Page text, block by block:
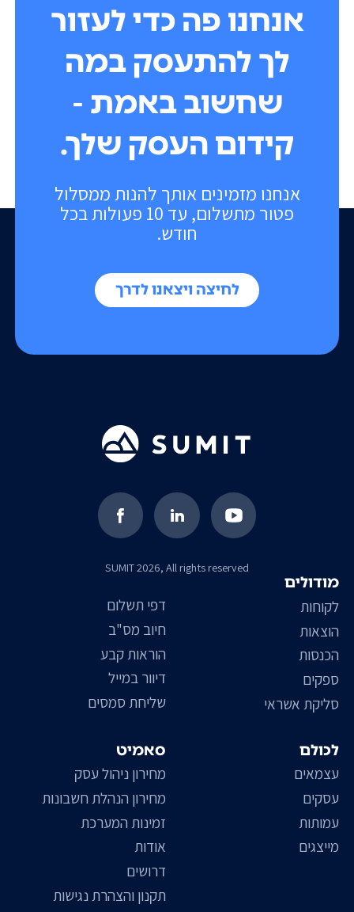
אנחנו מזמינים אותך להנות ממסלול
פטור מתשלום, עד 10 פעולות בכל
חודש.
לחיצה ויצאנו לדרך
אנחנו פה כדי לעזור
לך להתעסק במה
שחשוב באמת -
קידום העסק שלך.
SUMIT 2026, All rights reserved
סאמיט
מחירון ניהול עסק
מחירון הנהלת חשבונות
זמינות המערכת
אודות
דרושים
תקנון והצהרת נגישות
דפי תשלום
חיוב מס"ב
הוראות קבע
דיוור במייל
שליחת סמסים
מודולים
לקוחות
הוצאות
הכנסות
ספקים
סליקת אשראי
לכולם
עצמאים
עסקים
עמותות
מייצגים